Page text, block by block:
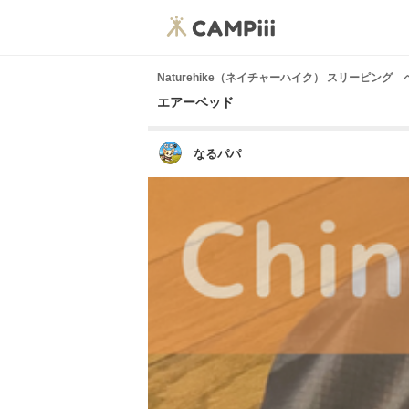
Naturehike（ネイチャーハイク） スリーピング
エアーベッド
なるパパ